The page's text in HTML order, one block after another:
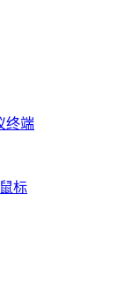
终端
标